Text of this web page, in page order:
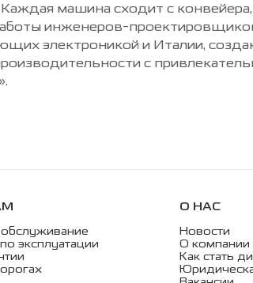
машина сходит с
инженеров-
электроникой и Италии,
с
эксплуатации
О НАС
Новости
О компании
Как стать